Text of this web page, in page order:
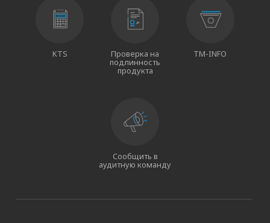
KTS Проверка на
подлинность
продукта
TM-INFO
Сообщить в
аудитную команду